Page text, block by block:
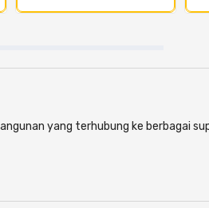
yang terhubung ke berbagai